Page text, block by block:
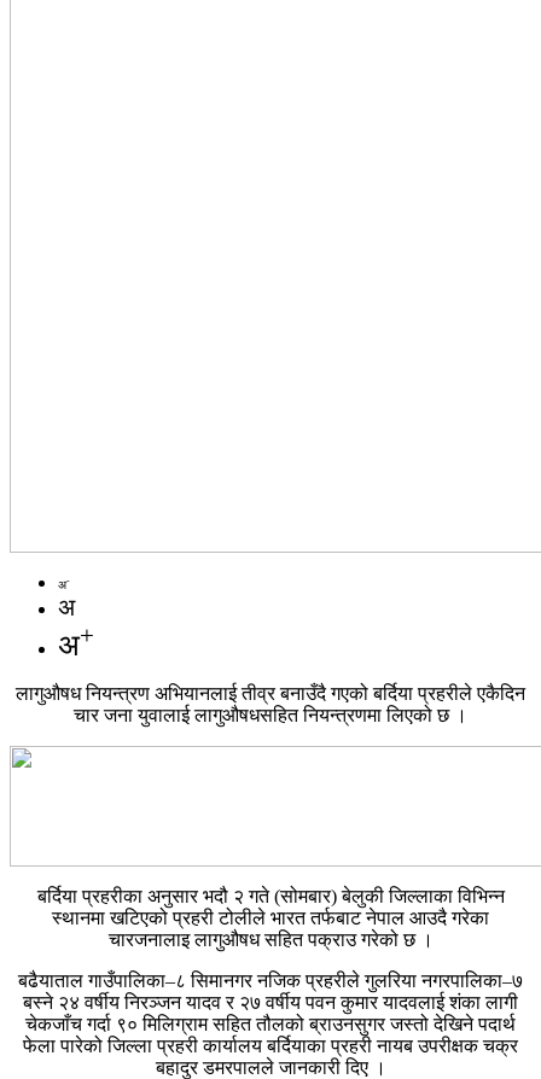
अ-
अ
अ+
लागुऔषध नियन्त्रण अभियानलाई तीव्र बनाउँदै गएको बर्दिया प्रहरीले एकैदिन
चार जना युवालाई लागुऔषधसहित नियन्त्रणमा लिएको छ ।
बर्दिया प्रहरीका अनुसार भदौ २ गते (सोमबार) बेलुकी जिल्लाका विभिन्न
स्थानमा खटिएको प्रहरी टोलीले भारत तर्फबाट नेपाल आउदै गरेका
चारजनालाइ लागुऔषध सहित पक्राउ गरेको छ ।
बढैयाताल गाउँपालिका–८ सिमानगर नजिक प्रहरीले गुलरिया नगरपालिका–७
बस्ने २४ वर्षीय निरञ्जन यादव र २७ वर्षीय पवन कुमार यादवलाई शंका लागी
चेकजाँच गर्दा ९० मिलिग्राम सहित तौलको ब्राउनसुगर जस्तो देखिने पदार्थ
फेला पारेको जिल्ला प्रहरी कार्यालय बर्दियाका प्रहरी नायब उपरीक्षक चक्र
बहादुर डमरपालले जानकारी दिए ।